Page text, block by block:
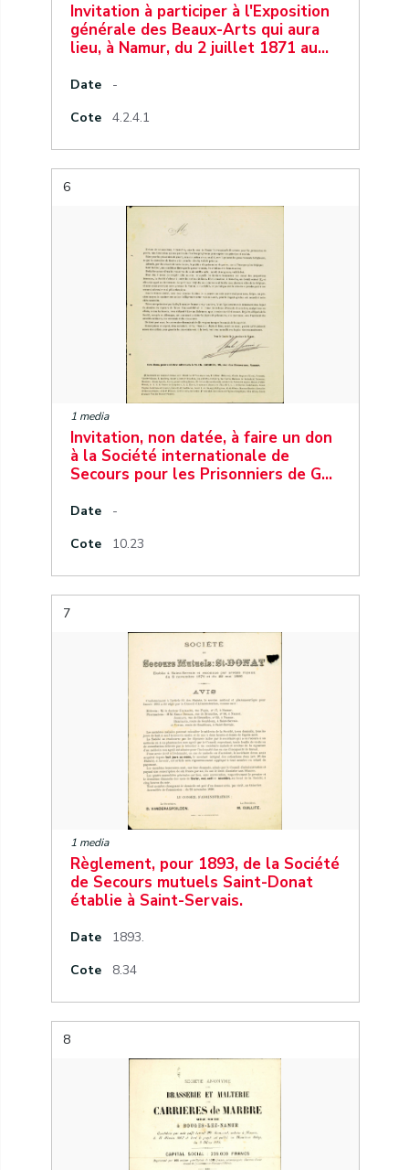
Invitation à participer à l'Exposition
générale des Beaux-Arts qui aura
lieu, à Namur, du 2 juillet 1871 au…
Date
-
Cote
4.2.4.1
6
1 media
Invitation, non datée, à faire un don
à la Société internationale de
Secours pour les Prisonniers de G…
Date
-
Cote
10.23
7
1 media
Règlement, pour 1893, de la Société
de Secours mutuels Saint-Donat
établie à Saint-Servais.
Date
1893.
Cote
8.34
8